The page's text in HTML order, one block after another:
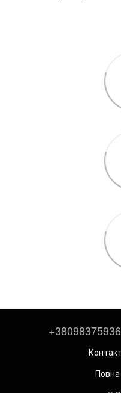
Повна